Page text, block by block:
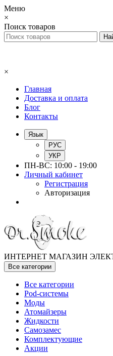
Меню
×
Поиск товаров
×
Главная
Доставка и оплата
Блог
Контакты
Язык
РУС
УКР
ПН-ВС: 10:00 - 19:00
Личный кабинет
Регистрация
Авторизация
ИНТЕРНЕТ МАГАЗИН
Все категории
Все категории
Pod-системы
Моды
Атомайзеры
Жидкости
Самозамес
Комплектующие
Акции